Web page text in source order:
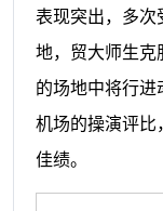
表现突出，多次
地，贸大师生克
的场地中将行进
机场的操演评比
佳绩。